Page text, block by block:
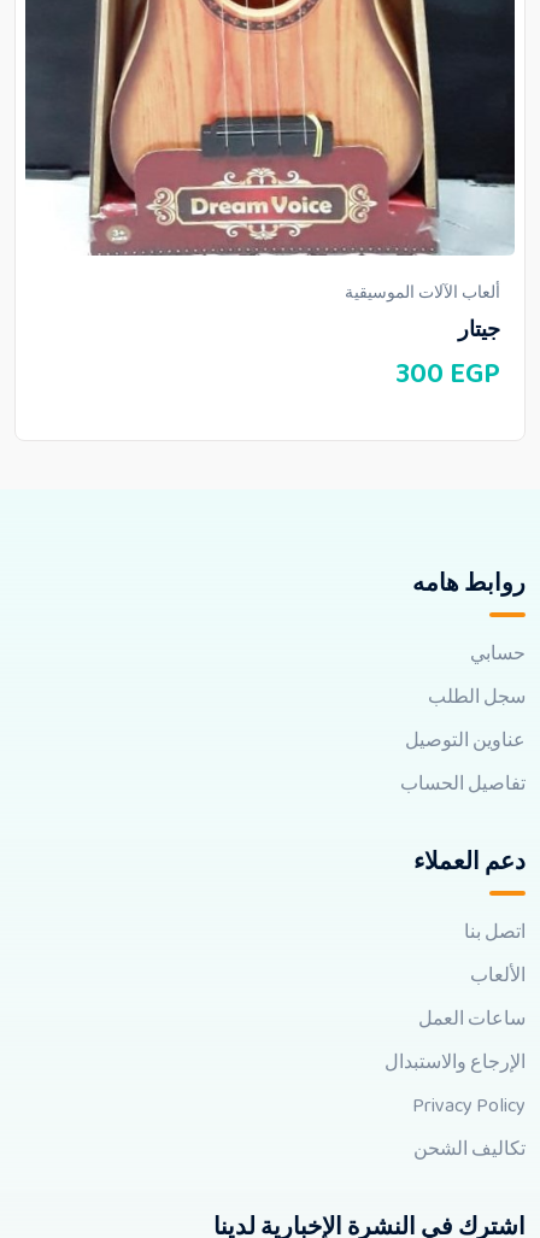
ألعاب الآلات الموسيقية
جيتار
300 EGP
روابط هامه
حسابي
سجل الطلب
عناوين التوصيل
تفاصيل الحساب
دعم العملاء
اتصل بنا
الألعاب
ساعات العمل
الإرجاع والاستبدال
Privacy Policy
تكاليف الشحن
اشترك في النشرة الإخبارية لدينا